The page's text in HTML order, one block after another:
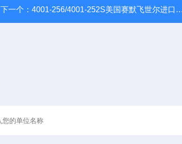
下一个：4001-256/4001-252S美国赛默飞世尔进口配件